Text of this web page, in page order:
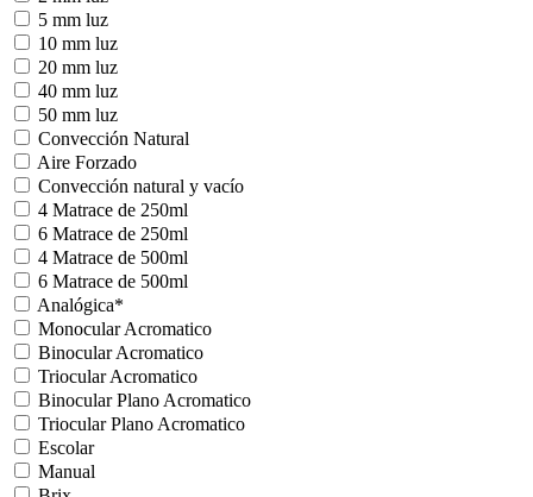
5 mm luz
10 mm luz
20 mm luz
40 mm luz
50 mm luz
Convección Natural
Aire Forzado
Convección natural y vacío
4 Matrace de 250ml
6 Matrace de 250ml
4 Matrace de 500ml
6 Matrace de 500ml
Analógica*
Monocular Acromatico
Binocular Acromatico
Triocular Acromatico
Binocular Plano Acromatico
Triocular Plano Acromatico
Escolar
Manual